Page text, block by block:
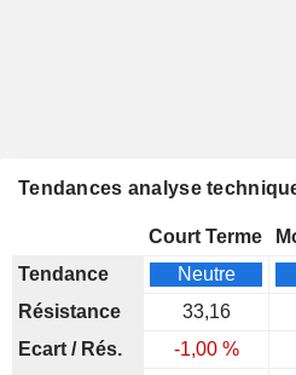
Tendances analyse
Court Terme
Tendance
Neutre
Résistance
33,16
Ecart / Rés.
-1,00 %